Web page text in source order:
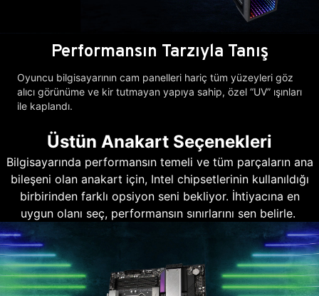
Performansın Tarzıyla Tanış
Oyuncu bilgisayarının cam panelleri hariç tüm yüzeyleri göz
alıcı görünüme ve kir tutmayan yapıya sahip, özel “UV” ışınları
ile kaplandı.
Üstün Anakart Seçenekleri
Bilgisayarında performansın temeli ve tüm parçaların ana
bileşeni olan anakart için, Intel chipsetlerinin kullanıldığı
birbirinden farklı opsiyon seni bekliyor. İhtiyacına en
uygun olanı seç, performansın sınırlarını sen belirle.